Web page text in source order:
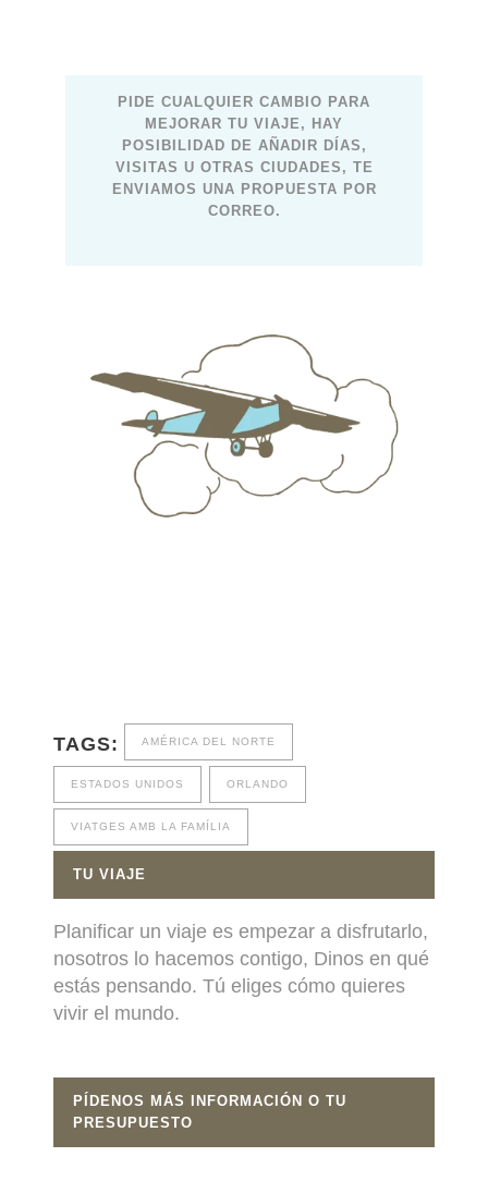
PIDE CUALQUIER CAMBIO PARA
MEJORAR TU VIAJE, HAY
POSIBILIDAD DE AÑADIR DÍAS,
VISITAS U OTRAS CIUDADES, TE
ENVIAMOS UNA PROPUESTA POR
CORREO.
TAGS: AMÉRICA DEL NORTE
ESTADOS UNIDOS ORLANDO
VIATGES AMB LA FAMÍLIA
TU VIAJE
Planificar un viaje es empezar a disfrutarlo,
nosotros lo hacemos contigo, Dinos en qué
estás pensando. Tú eliges cómo quieres
vivir el mundo.
PÍDENOS MÁS INFORMACIÓN O TU
PRESUPUESTO